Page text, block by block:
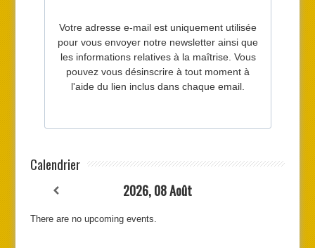
Calendrier
2026, 08 Août
There are no upcoming events.